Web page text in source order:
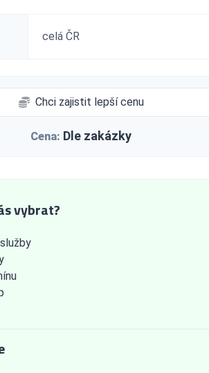
celá ČR
Chci zajistit lepší cenu
Cena: Dle zakázky
vybrat?